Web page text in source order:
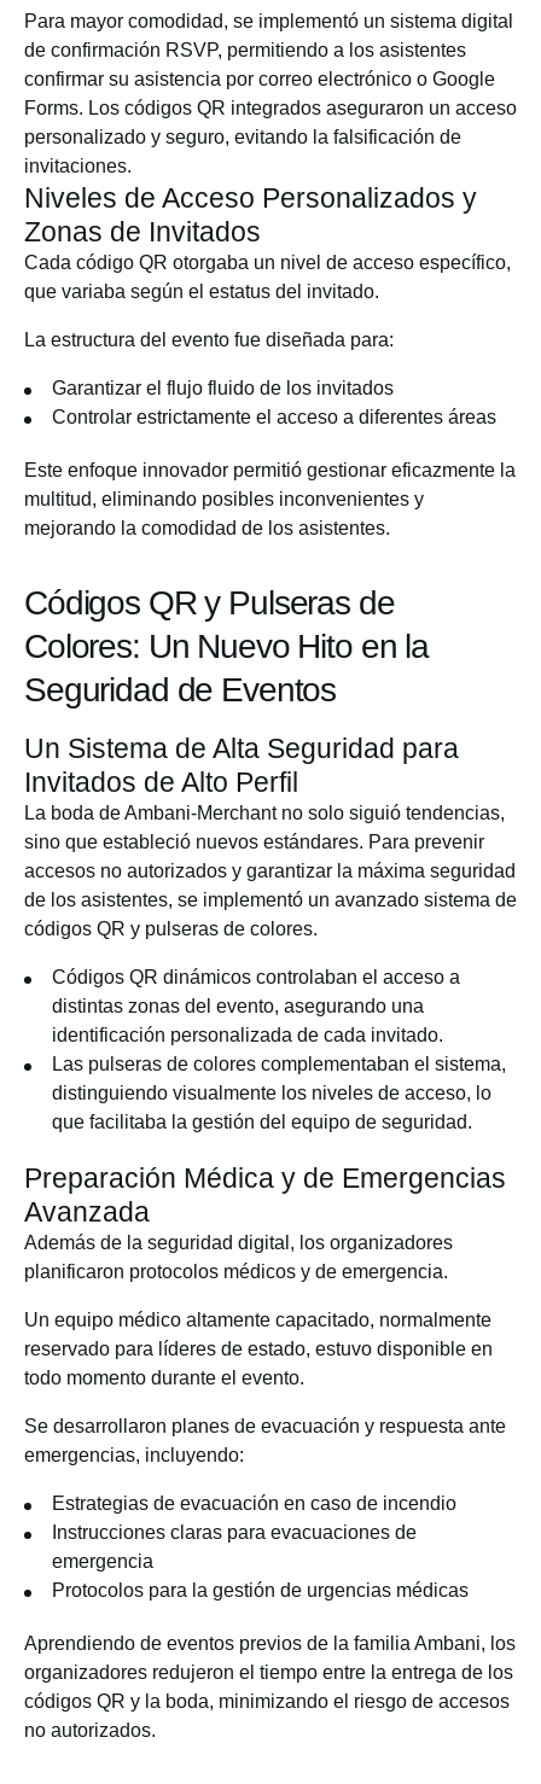
Para mayor comodidad, se implementó un sistema digital
de confirmación RSVP, permitiendo a los asistentes
confirmar su asistencia por correo electrónico o Google
Forms. Los códigos QR integrados aseguraron un acceso
personalizado y seguro, evitando la falsificación de
invitaciones.
Niveles de Acceso Personalizados y
Zonas de Invitados
Cada código QR otorgaba un nivel de acceso específico,
que variaba según el estatus del invitado.
La estructura del evento fue diseñada para:
Garantizar el flujo fluido de los invitados
Controlar estrictamente el acceso a diferentes áreas
Este enfoque innovador permitió gestionar eficazmente la
multitud, eliminando posibles inconvenientes y
mejorando la comodidad de los asistentes.
Códigos QR y Pulseras de
Colores: Un Nuevo Hito en la
Seguridad de Eventos
Un Sistema de Alta Seguridad para
Invitados de Alto Perfil
La boda de Ambani-Merchant no solo siguió tendencias,
sino que estableció nuevos estándares. Para prevenir
accesos no autorizados y garantizar la máxima seguridad
de los asistentes, se implementó un avanzado sistema de
códigos QR y pulseras de colores.
Códigos QR dinámicos controlaban el acceso a
distintas zonas del evento, asegurando una
identificación personalizada de cada invitado.
Las pulseras de colores complementaban el sistema,
distinguiendo visualmente los niveles de acceso, lo
que facilitaba la gestión del equipo de seguridad.
Preparación Médica y de Emergencias
Avanzada
Además de la seguridad digital, los organizadores
planificaron protocolos médicos y de emergencia.
Un equipo médico altamente capacitado, normalmente
reservado para líderes de estado, estuvo disponible en
todo momento durante el evento.
Se desarrollaron planes de evacuación y respuesta ante
emergencias, incluyendo:
Estrategias de evacuación en caso de incendio
Instrucciones claras para evacuaciones de
emergencia
Protocolos para la gestión de urgencias médicas
Aprendiendo de eventos previos de la familia Ambani, los
organizadores redujeron el tiempo entre la entrega de los
códigos QR y la boda, minimizando el riesgo de accesos
no autorizados.